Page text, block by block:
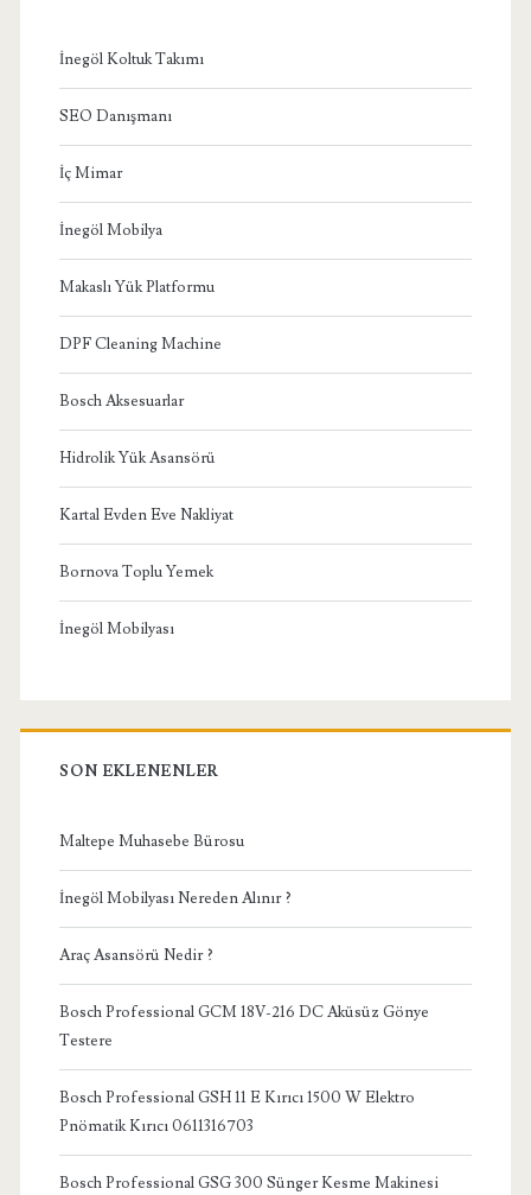
İnegöl Koltuk Takımı
SEO Danışmanı
İç Mimar
İnegöl Mobilya
Makaslı Yük Platformu
DPF Cleaning Machine
Bosch Aksesuarlar
Hidrolik Yük Asansörü
Kartal Evden Eve Nakliyat
Bornova Toplu Yemek
İnegöl Mobilyası
SON EKLENENLER
Maltepe Muhasebe Bürosu
İnegöl Mobilyası Nereden Alınır ?
Araç Asansörü Nedir ?
Bosch Professional GCM 18V-216 DC Aküsüz Gönye
Testere
Bosch Professional GSH 11 E Kırıcı 1500 W Elektro
Pnömatik Kırıcı 0611316703
Bosch Professional GSG 300 Sünger Kesme Makinesi